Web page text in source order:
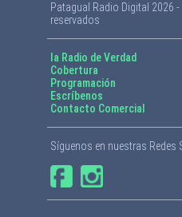
Patagual Radio Digital 2026
reservados
la Radio de Verdad
Cobertura
Programación
Escríbenos
Contacto Comercial
Síguenos en nuestras Redes